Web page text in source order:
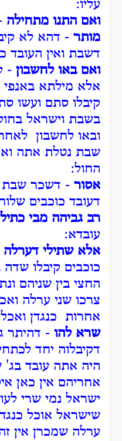
עליו:
ואם התנו מתחילה
מותר - דהא לא
דשבת ואין העובד
ואם באו לחשבון -
אלא מילתא
קיבלו סתם ועשו
בשבת וישראל
ובאו לחשבון
שבת נטלת אתה
החול:
אסור - דשכר שבת
דעובד כוכבים
רב גביהה מבי
עובדא:
אלא שתילי דערלה
כוכבים קיבלו שדה
החצי בין שניהם
צרכו שני ערלה
אחרות כנגדן
שרא להו - דהיתר
דקיבלוה יחד
היה אתה עובד בג'
אחריהם אין כאן
ישראל נמי שרי
שישראל אוכל
ערלה שמכרן אין